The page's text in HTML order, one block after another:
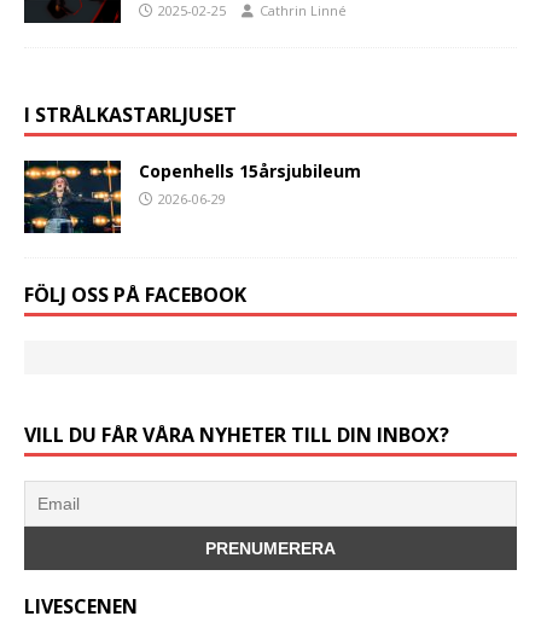
2025-02-25 Cathrin Linné
I STRÅLKASTARLJUSET
Copenhells 15årsjubileum
2026-06-29
FÖLJ OSS PÅ FACEBOOK
VILL DU FÅR VÅRA NYHETER TILL DIN INBOX?
LIVESCENEN